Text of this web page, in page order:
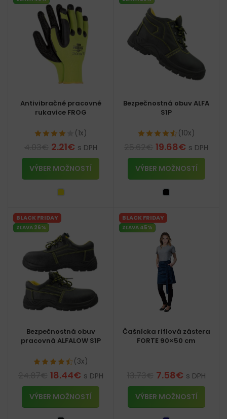
Antivibračné pracovné
rukavice FROG
(1x)
2.21€ s DPH
VÝBER MOŽNOSTÍ
Bezpečnostná obuv ALFA
S1P
(10x)
19.68€ s DPH
VÝBER MOŽNOSTÍ
BLACK FRIDAY
ZĽAVA 26%
Bezpečnostná obuv
pracovná ALFALOW S1P
(3x)
18.44€ s DPH
VÝBER MOŽNOSTÍ
BLACK FRIDAY
ZĽAVA 45%
Čašnícka riflová zástera
FORTE 90×50 cm
7.58€ s DPH
VÝBER MOŽNOSTÍ